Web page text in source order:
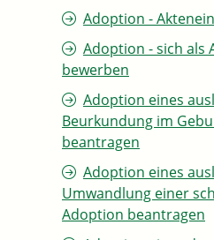
Adoption -
Adoption - sich als
bewerben
Adoption eines
Beurkundung im
beantragen
Adoption eines
Umwandlung einer
Adoption beantragen